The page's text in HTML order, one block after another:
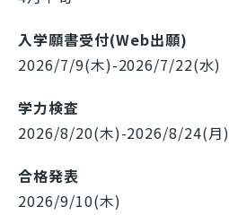
入学願書受付(Web出願)
2026/7/9(木)-2026/7/22(水)
学力検査
2026/8/20(木)-2026/8/24(月)
合格発表
2026/9/10(木)